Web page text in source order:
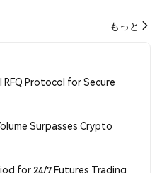
もっと
Protocol for Secure
Surpasses Crypto
for 24/7 Futures Trading